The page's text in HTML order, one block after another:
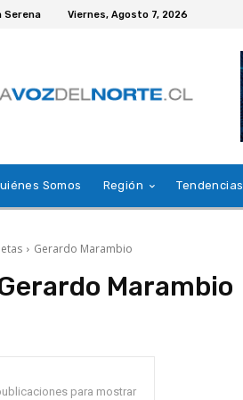
Serena Viernes, Agosto 7, 2026
Somos Región Tendencias
Gerardo Marambio
Marambio
para mostrar